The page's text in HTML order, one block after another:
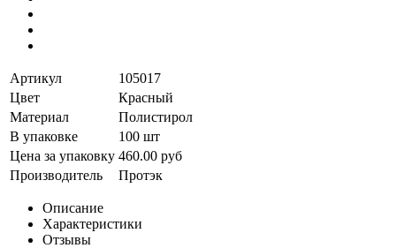
Артикул
105017
Цвет
Красный
Материал
Полистирол
В упаковке
100 шт
Цена за упаковку 460.00 руб
Производитель
Протэк
Описание
Характеристики
Отзывы